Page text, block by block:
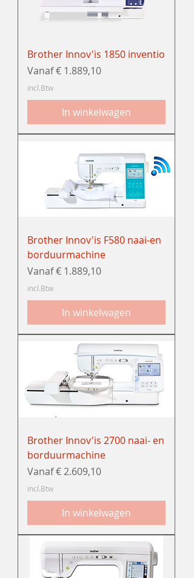
Brother Innov'is 1850 inventio
Vanaf€ 1.889,10
Verkoopprijs
incl.Btw
In winkelwagen
Brother Innov'is F580 naai-en
borduurmachine
Vanaf€ 1.889,10
Verkoopprijs
incl.Btw
In winkelwagen
Brother Innov'is 2700 naai- en
borduurmachine
Vanaf€ 2.609,10
Verkoopprijs
incl.Btw
In winkelwagen